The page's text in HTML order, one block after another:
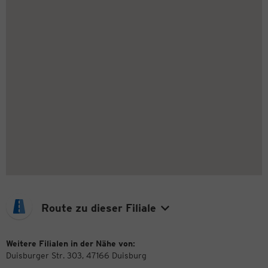
Route zu dieser Filiale
Weitere Filialen in der Nähe von:
Duisburger Str. 303, 47166 Duisburg